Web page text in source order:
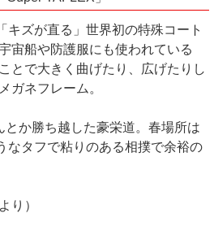
キズが直る」世界初の特殊コート
宙船や防護服にも使われている
とで大きく曲げたり、広げたりし
ガネフレーム。
か勝ち越した豪栄道。春場所は
なタフで粘りのある相撲で余裕の
り）